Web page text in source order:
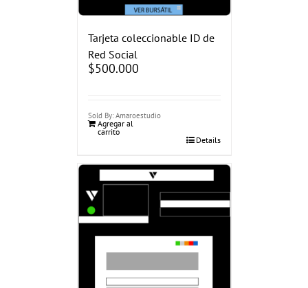
Tarjeta coleccionable ID de
Red Social
$500.000
Sold By: Amaroestudio
Agregar al
carrito
Details